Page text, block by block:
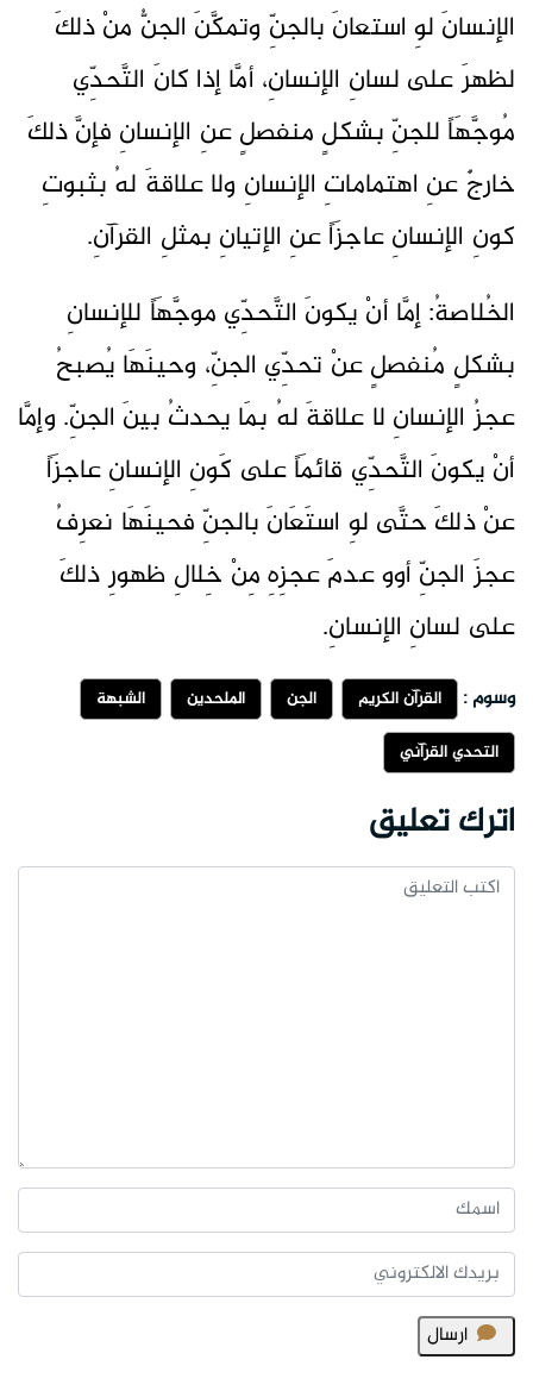
الإنسانَ لوِ استعانَ بالجنِّ وتمكَّنَ الجنُّ منْ ذلكَ
لظهرَ على لسانِ الإنسانِ، أمَّا إذا كانَ التَّحدِّي
مُوجَّهَاً للجنِّ بشكلٍ منفصلٍ عنِ الإنسانِ فإنَّ ذلكَ
خارجٌ عنِ اهتماماتِ الإنسانِ ولا علاقةَ لهُ بثبوتِ
كونِ الإنسانِ عاجزَاً عنِ الإتيانِ بمثلِ القرآنِ.
الخُلاصةُ: إمَّا أنْ يكونَ التَّحدِّي موجَّهَاً للإنسانِ
بشكلٍ مُنفصلٍ عنْ تحدِّي الجنِّ، وحينَهَا يُصبحُ
عجزُ الإنسانِ لا علاقةَ لهُ بمَا يحدثُ بينَ الجنِّ. وإمَّا
أنْ يكونَ التَّحدِّي قائمَاً على كَونِ الإنسانِ عاجزَاً
عنْ ذلكَ حتَّى لوِ استَعَانَ بالجنِّ فحينَهَا نعرِفُ
عجزَ الجنِّ أوو عدمَ عجزِهِ مِنْ خِلالِ ظهورِ ذلكَ
على لسانِ الإنسانِ.
وسوم : القرآن الكريم الجن الملحدين
الشبهة
التحدي القرآني
اترك تعليق
ارسال